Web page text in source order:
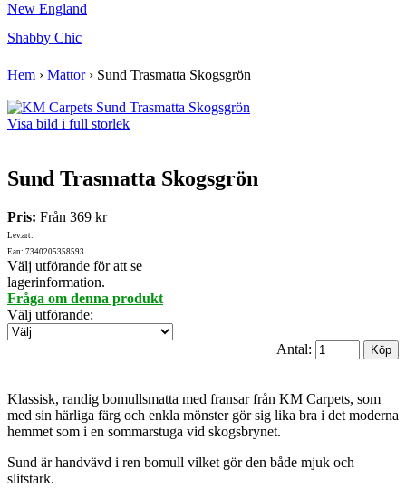
New England
Shabby Chic
Hem › Mattor› Sund Trasmatta Skogsgrön
Visa bild i full storlek
Sund Trasmatta Skogsgrön
Pris: Från 369 kr
Lev.art:
Ean: 7340205358593
Välj utförande för att se
lagerinformation.
Fråga om denna produkt
Välj utförande:
Antal:
Klassisk, randig bomullsmatta med fransar från KM Carpets, som
med sin härliga färg och enkla mönster gör sig lika bra i det moderna
hemmet som i en sommarstuga vid skogsbrynet.
Sund är handvävd i ren bomull vilket gör den både mjuk och
slitstark.